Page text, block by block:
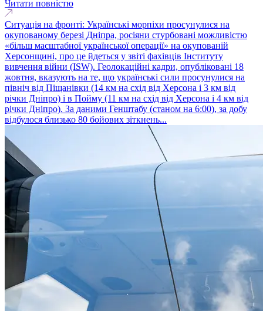
Читати повністю
Ситуація на фронті: Українські морпіхи просунулися на
окупованому березі Дніпра, росіяни стурбовані можливістю
«більш масштабної української операції» на окупованій
Херсонщині, про це йдеться у звіті фахівців Інституту
вивчення війни (ISW). Геолокаційні кадри, опубліковані 18
жовтня, вказують на те, що українські сили просунулися на
північ від Піщанівки (14 км на схід від Херсона і 3 км від
річки Дніпро) і в Пойму (11 км на схід від Херсона і 4 км від
річки Дніпро). За даними Генштабу (станом на 6:00), за добу
відбулося близько 80 бойових зіткнень...